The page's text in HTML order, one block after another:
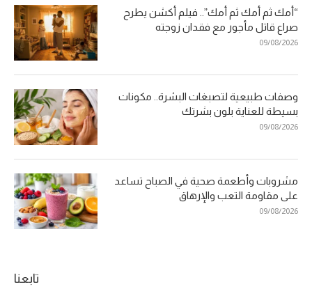
“أمك ثم أمك ثم أمك”.. فيلم أكشن يطرح
صراع قاتل مأجور مع فقدان زوجته
09/08/2026
وصفات طبيعية لتصبغات البشرة.. مكونات
بسيطة للعناية بلون بشرتك
09/08/2026
مشروبات وأطعمة صحية في الصباح تساعد
على مقاومة التعب والإرهاق
09/08/2026
تابعنا